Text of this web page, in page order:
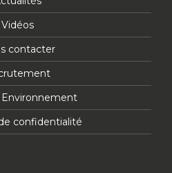
Vidéos
contacter
confidentialité